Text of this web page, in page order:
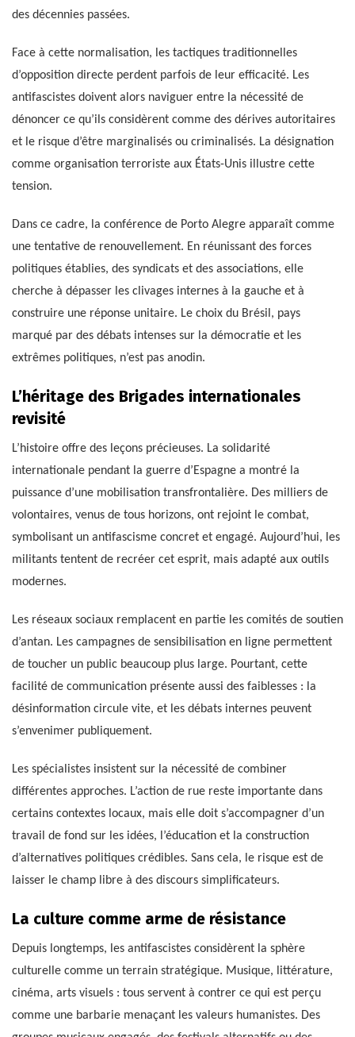
des décennies passées.
Face à cette normalisation, les tactiques traditionnelles
d’opposition directe perdent parfois de leur efficacité. Les
antifascistes doivent alors naviguer entre la nécessité de
dénoncer ce qu’ils considèrent comme des dérives autoritaires
et le risque d’être marginalisés ou criminalisés. La désignation
comme organisation terroriste aux États-Unis illustre cette
tension.
Dans ce cadre, la conférence de Porto Alegre apparaît comme
une tentative de renouvellement. En réunissant des forces
politiques établies, des syndicats et des associations, elle
cherche à dépasser les clivages internes à la gauche et à
construire une réponse unitaire. Le choix du Brésil, pays
marqué par des débats intenses sur la démocratie et les
extrêmes politiques, n’est pas anodin.
L’héritage des Brigades internationales
revisité
L’histoire offre des leçons précieuses. La solidarité
internationale pendant la guerre d’Espagne a montré la
puissance d’une mobilisation transfrontalière. Des milliers de
volontaires, venus de tous horizons, ont rejoint le combat,
symbolisant un antifascisme concret et engagé. Aujourd’hui, les
militants tentent de recréer cet esprit, mais adapté aux outils
modernes.
Les réseaux sociaux remplacent en partie les comités de soutien
d’antan. Les campagnes de sensibilisation en ligne permettent
de toucher un public beaucoup plus large. Pourtant, cette
facilité de communication présente aussi des faiblesses : la
désinformation circule vite, et les débats internes peuvent
s’envenimer publiquement.
Les spécialistes insistent sur la nécessité de combiner
différentes approches. L’action de rue reste importante dans
certains contextes locaux, mais elle doit s’accompagner d’un
travail de fond sur les idées, l’éducation et la construction
d’alternatives politiques crédibles. Sans cela, le risque est de
laisser le champ libre à des discours simplificateurs.
La culture comme arme de résistance
Depuis longtemps, les antifascistes considèrent la sphère
culturelle comme un terrain stratégique. Musique, littérature,
cinéma, arts visuels : tous servent à contrer ce qui est perçu
comme une barbarie menaçant les valeurs humanistes. Des